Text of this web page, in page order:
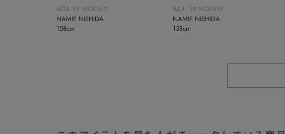
AZUL BY MOUSSY
NAMIE NISHIDA
158cm
AZUL BY MOUSSY
NAMIE NISHIDA
158cm